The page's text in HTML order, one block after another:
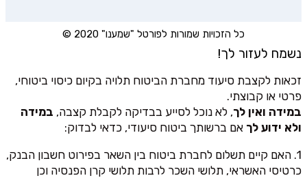
כל הזכויות שמורות לפורטל "שמענו" 2020 ©
נשמח לעזור לך!
זכאות לקצבת סיעוד מחברת הביטוח תלויה בקיום כיסוי ביטוחי,
פרטי או קבוצתי.
במידה ואין לך, לא נוכל לסייע בבדיקה לקבלת קצבה, במידה
ולא ידוע לך אם ברשותך ביטוח סיעודי, כדאי לבדוק:
1. האם קיים תשלום לחברת ביטוח בין השאר בפירוט חשבון הבנק,
כרטיסי האשראי, תלושי השכר לרבות תלושי קרן הפנסיה וכן